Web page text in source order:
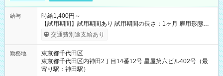
給与
時給1,400円～
【試用期間】試用期間あり 試用期間の長さ：1ヶ月 雇用形態、
給与は本採用時と同じです。
交通費別途支給あり
勤務地
東京都千代田区
東京都千代田区内神田2丁目14番12号 星屋第六ビル402号（最
寄り駅：神田駅）